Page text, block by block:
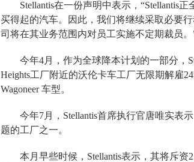
Stellantis在一份声明中表示，“Stellantis
买得起的汽车。因此，我们将继续采取必要
司将在其业务范围内对员工实施不定期裁员。
今年4月，作为全球降本计划的一部分，
Heights工厂附近的沃伦卡车工厂无限期解雇
Wagoneer 车型。
今年7月，Stellantis首席执行官唐唯实表
题的工厂之一。
本月早些时候，Stellantis表示，其将斥资